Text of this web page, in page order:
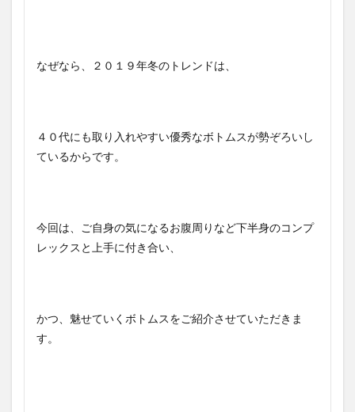
なぜなら、２０１９年冬のトレンドは、
４０代にも取り入れやすい優秀なボトムスが勢ぞろいし
ているからです。
今回は、ご自身の気になるお腹周りなど下半身のコンプ
レックスと上手に付き合い、
かつ、魅せていくボトムスをご紹介させていただきま
す。